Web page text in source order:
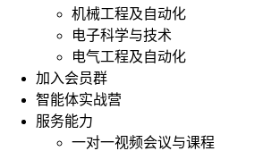
机械工程及自动化
电子科学与技术
电气工程及自动化
加入会员群
智能体实战营
服务能力
一对一视频会议与课程